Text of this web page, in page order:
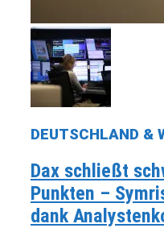
DEUTSCHLAND &
Dax schließt
Punkten –
dank